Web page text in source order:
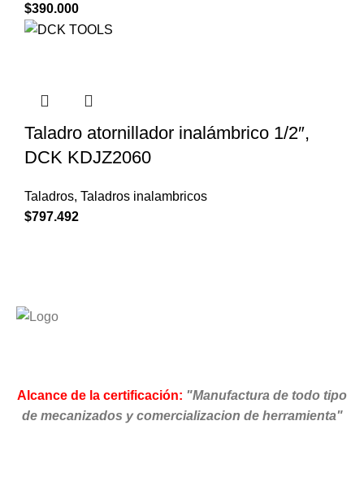
$390.000
Taladro atornillador inalámbrico 1/2″,
DCK KDJZ2060
Taladros, Taladros inalambricos
$797.492
Alcance de la certificación: "Manufactura de todo tipo
de mecanizados y comercializacion de herramienta"